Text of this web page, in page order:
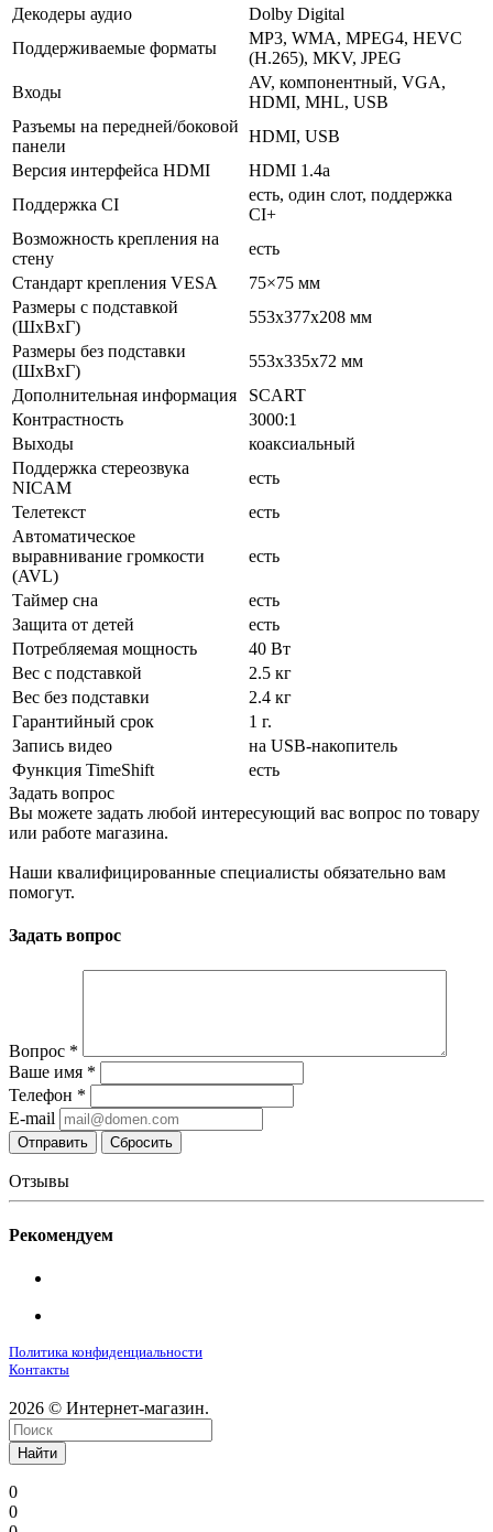
Декодеры аудио
Dolby Digital
Поддерживаемые форматы
MP3, WMA, MPEG4, HEVC
(H.265), MKV, JPEG
Входы
AV, компонентный, VGA,
HDMI, MHL, USB
Разъемы на передней/боковой
панели
HDMI, USB
Версия интерфейса HDMI
HDMI 1.4a
Поддержка CI
есть, один слот, поддержка
CI+
Возможность крепления на
стену
есть
Стандарт крепления VESA
75×75 мм
Размеры с подставкой
(ШxВxГ)
553x377x208 мм
Размеры без подставки
(ШxВxГ)
553x335x72 мм
Дополнительная информация
SCART
Контрастность
3000:1
Выходы
коаксиальный
Поддержка стереозвука
NICAM
есть
Телетекст
есть
Автоматическое
выравнивание громкости
(AVL)
есть
Таймер сна
есть
Защита от детей
есть
Потребляемая мощность
40 Вт
Вес с подставкой
2.5 кг
Вес без подставки
2.4 кг
Гарантийный срок
1 г.
Запись видео
на USB-накопитель
Функция TimeShift
есть
Задать вопрос
Вы можете задать любой интересующий вас вопрос по товару
или работе магазина.
Наши квалифицированные специалисты обязательно вам
помогут.
Задать вопрос
Вопрос *
Ваше имя *
Телефон *
E-mail
Сбросить
Отзывы
Рекомендуем
Политика конфиденциальности
Контакты
2026 © Интернет-магазин.
Найти
0
0